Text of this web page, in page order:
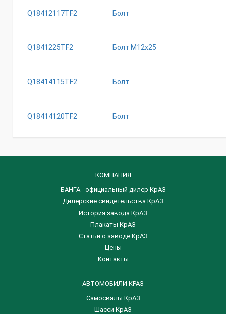
Q18412117TF2 Болт
Q1841225TF2 Бoлт M12x25
Q18414115TF2 Болт
Q18414120TF2 Болт
КОМПАНИЯ
БАНГА - официальный дилер КрАЗ
Дилерские свидетельства КрАЗ
История завода КрАЗ
Плакаты КрАЗ
Статьи о заводе КрАЗ
Цены
Контакты
АВТОМОБИЛИ КРАЗ
Самосвалы КрАЗ
Шасси КрАЗ